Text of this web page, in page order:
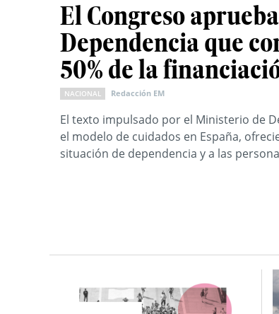
El Congreso
Dependencia que
50% de la
NACIONAL Redacción EM
El texto impulsado por el Ministerio de
el modelo de cuidados en España,
situación de dependencia y a las